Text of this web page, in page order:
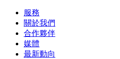
服務
關於我們
合作夥伴
媒體
最新動向